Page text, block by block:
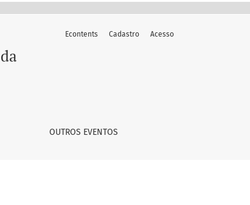
da mulher Prof.º Dr. José Aristodemo Pinotti -
OUTROS EVENTOS
Econtents Cadastro Acesso